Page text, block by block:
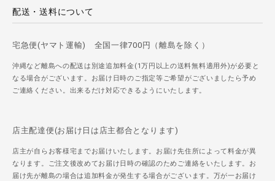
配送・送料について
宅急便(ヤマト運輸) 全国一律700円（離島を除く）
沖縄など離島への配送は別途追加料金(1万円以上の送料無料適用外)が必要と
なる場合がございます。お届け日時のご指定等ご希望がございましたら予め
ご連絡ください。出来るだけ対応できるようにいたします。
店主配達便(お届け日は店主都合となります)
店主が自らお客様宅までお届けいたします。お届け先住所によって料金が異
なります。ご注文後改めてお届け日時の確認のためご連絡をいたします。お
届け先が離島の場合は追加料金が発生する場合がございます。万が一お届け